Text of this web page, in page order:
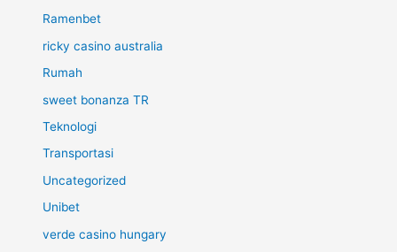
Ramenbet
ricky casino australia
Rumah
sweet bonanza TR
Teknologi
Transportasi
Uncategorized
Unibet
verde casino hungary